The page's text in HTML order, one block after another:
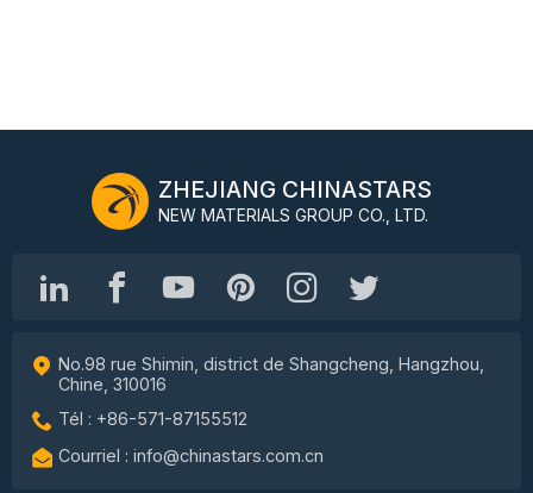
ZHEJIANG CHINASTARS
NEW MATERIALS GROUP CO., LTD.
No.98 rue Shimin, district de Shangcheng, Hangzhou,
Chine, 310016
Tél : +86-571-87155512
Courriel : info@chinastars.com.cn